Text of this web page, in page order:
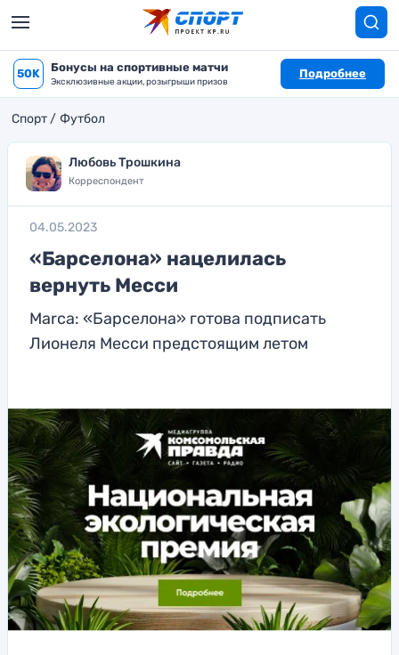
50K Бонусы на спортивные матчи
Эксклюзивные акции, розыгрыши призов
Подробнее
Спорт Футбол
Любовь Трошкина
Корреспондент
04.05.2023
«Барселона» нацелилась
вернуть Месси
Marca: «Барселона» готова подписать
Лионеля Месси предстоящим летом